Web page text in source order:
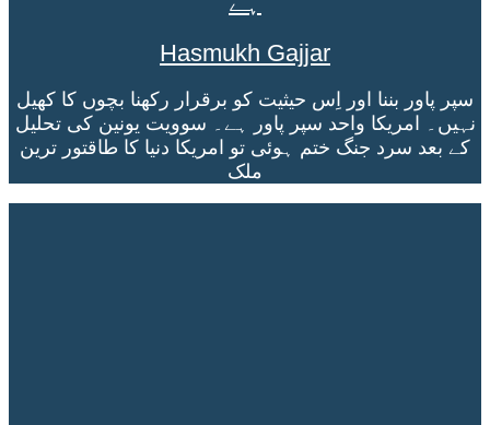
Hasmukh Gajjar
سپر پاور بننا اور اِس حیثیت کو برقرار رکھنا بچوں کا کھیل
نہیں۔ امریکا واحد سپر پاور ہے۔ سوویت یونین کی تحلیل
کے بعد سرد جنگ ختم ہوئی تو امریکا دنیا کا طاقتور ترین
ملک